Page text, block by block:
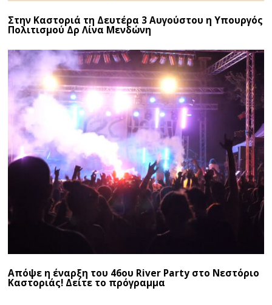
Στην Καστοριά τη Δευτέρα 3 Αυγούστου η Υπουργός
Πολιτισμού Δρ Λίνα Μενδώνη
Απόψε η έναρξη του 46ου River Party στο Νεστόριο
Καστοριάς! Δείτε το πρόγραμμα